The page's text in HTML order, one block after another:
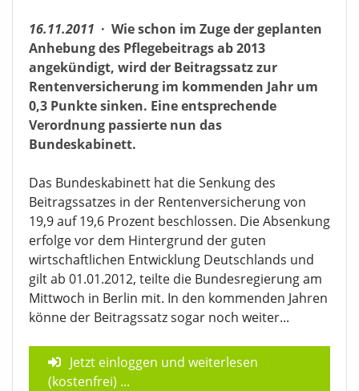
16.11.2011 · Wie schon im Zuge der geplanten
Anhebung des Pflegebeitrags ab 2013
angekündigt, wird der Beitragssatz zur
Rentenversicherung im kommenden Jahr um
0,3 Punkte sinken. Eine entsprechende
Verordnung passierte nun das
Bundeskabinett.
Das Bundeskabinett hat die Senkung des
Beitragssatzes in der Rentenversicherung von
19,9 auf 19,6 Prozent beschlossen. Die Absenkung
erfolge vor dem Hintergrund der guten
wirtschaftlichen Entwicklung Deutschlands und
gilt ab 01.01.2012, teilte die Bundesregierung am
Mittwoch in Berlin mit. In den kommenden Jahren
könne der Beitragssatz sogar noch weiter...
Jetzt einloggen und weiterlesen
(kostenfrei) ...